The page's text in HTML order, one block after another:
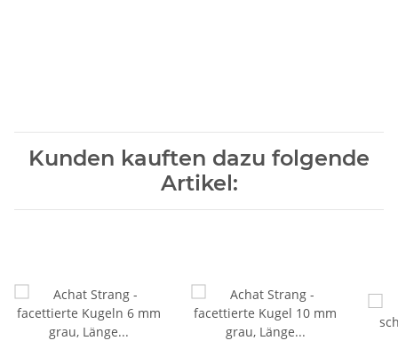
Kunden kauften dazu folgende
Artikel: